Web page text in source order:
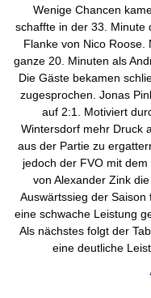
Wenige Chancen
schaffte in der 33. Minute
Flanke von Nico Roose.
ganze 20. Minuten als
Die Gäste bekamen
zugesprochen. Jonas
auf 2:1. Motiviert
Wintersdorf mehr Druck
aus der Partie zu
jedoch der FVO mit
von Alexander Zink
Auswärtssieg der
eine schwache Leistung
Als nächstes folgt der
eine deutliche